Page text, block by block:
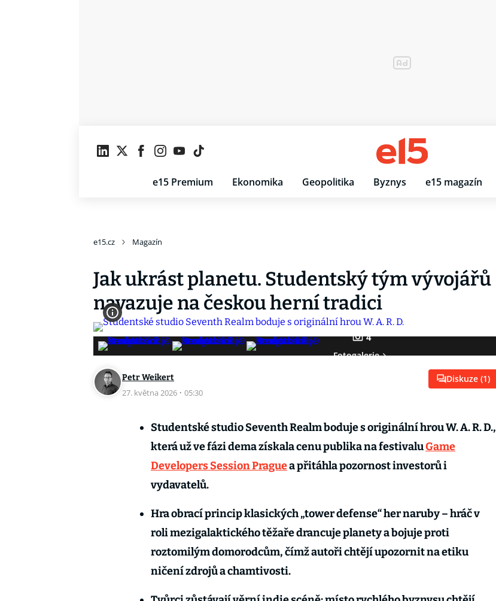
e15 Premium Ekonomika Geopolitika Byznys e15 magazín
e15.cz Magazín
Jak ukrást planetu. Studentský tým vývojářů
navazuje na českou herní tradici
4
Fotogalerie
Petr Weikert
27. května 2026 · 05:30
Diskuze (1)
Studentské studio Seventh Realm boduje s originální hrou W. A. R. D.,
která už ve fázi dema získala cenu publika na festivaluGame
Developers Session Praguea přitáhla pozornost investorů i
vydavatelů.
Hra obrací princip klasických „tower defense“ her naruby – hráč v
roli mezigalaktického těžaře drancuje planety a bojuje proti
roztomilým domorodcům, čímž autoři chtějí upozornit na etiku
ničení zdrojů a chamtivosti.